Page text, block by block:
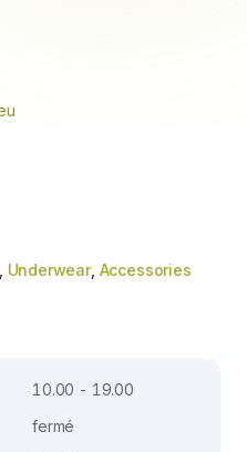
Underwear, Accessories
10.00 - 19.00
fermé